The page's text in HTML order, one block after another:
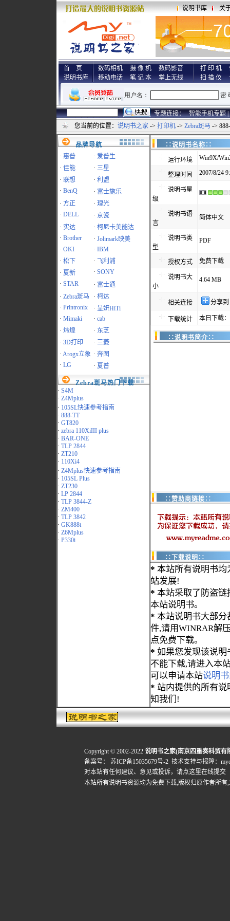
说明书库 关
首 页
说明书库
数码相机 摄 像 机
数码影音
移动电话
笔 记 本 掌上无线
打 印 机
扫 描 仪
专题连接： 智能手机专题 |
您当前的位置： 说明书之家 -> 打印机 -> Zebra斑马 ->
品牌导航
· 惠普 · 爱普生
· 佳能 · 三星
· 联想 · 利盟
· BenQ · 富士施乐
· 方正 · 理光
· DELL · 京瓷
· 实达 · 柯尼卡美能达
· Brother · Jolimark映美
· OKI · IBM
· 松下 ·
飞利浦
· 夏新 · SONY
· STAR · 富士通
· Zebra斑马 · 柯达
· Printronix · 呈妍HiTi
· Mimaki · cab
· 炜煌 · 东芝
· 3D打印 · 三菱
· Arogx立象 · 奔图
· LG · 夏普
Zebra斑马热门下载
· S4M
· Z4Mplus
· 105SL快速参考指南
· 888-TT
· GT820
· zebra 110XiIII plus
· BAR-ONE
· TLP 2844
· ZT210
· 110Xi4
· Z4Mplus快速参考指南
· 105SL Plus
· ZT230
· LP 2844
· TLP 3844-Z
· ZM400
· TLP 3842
· GK888t
· Z6Mplus
· P330i
∷说明书名
运行环境 Win9X/
整理时间 2007/8/24
说明书星
级
说明书语
言
简体中文
说明书类
型
PDF
授权方式 免费下载
说明书大
小
4.64 MB
相关连接 分享
下载统计 本日下载
∷说明书简介∷
∷赞助商链接∷
∷下载说明∷
* 本站所有说明书均
站发展!
* 本站采取了防盗链
本站说明书。
* 本站说明书大部分
件,请用WINRAR解
点免费下载。
* 如果您发现该说明
不能下载,请进入本
可以申请本站说明
* 站内提供的所有
知我们!
Copyright © 2002-2022 说明书之家(南京四重奏科贸有
备案号：
苏ICP备15035679号-2 技术支持与报障：
对本站有任何建议、意见或投诉， 请点这里在线提交
本站所有说明书资源均为免费下载,版权归原作者所